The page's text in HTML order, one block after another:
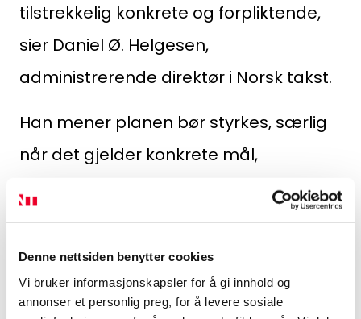
Denne nettsiden benytter cookies
Vi bruker informasjonskapsler for å gi innhold og
annonser et personlig preg, for å levere sosiale
tilstrekkelig konkrete og forpliktende,
sier Daniel Ø. Helgesen,
administrerende direktør i Norsk takst.
Han mener planen bør styrkes, særlig
når det gjelder konkrete mål,
virkemidler og finansiering. Samtidig
peker han på behovet for at alle
boligtyper gis tilstrekkelig
oppmerksomhet.